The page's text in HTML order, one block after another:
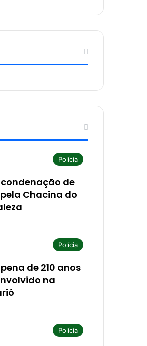
Polícia
de
pela Chacina do
Polícia
de 210 anos
na
Polícia